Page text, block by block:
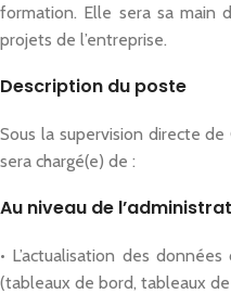
formation. Elle sera sa main
projets de l’entreprise.
Description du poste
Sous la supervision directe de
sera chargé(e) de :
Au niveau de
• L’actualisation des
(tableaux de bord, tableaux